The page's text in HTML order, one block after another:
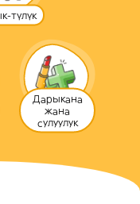
түлүк
Дарыкана
жана
сулуулук